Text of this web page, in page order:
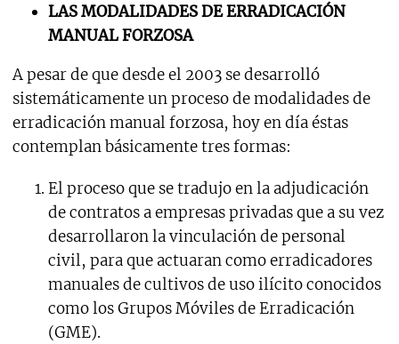
LAS MODALIDADES DE ERRADICACIÓN
MANUAL FORZOSA
A pesar de que desde el 2003 se desarrolló
sistemáticamente un proceso de modalidades de
erradicación manual forzosa, hoy en día éstas
contemplan básicamente tres formas:
El proceso que se tradujo en la adjudicación
de contratos a empresas privadas que a su vez
desarrollaron la vinculación de personal
civil, para que actuaran como erradicadores
manuales de cultivos de uso ilícito conocidos
como los Grupos Móviles de Erradicación
(GME).